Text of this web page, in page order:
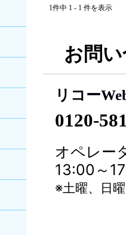
1件中 1 - 1 件を表示
お問
リコー
0120-
オペレー
13:00～
※土曜、日